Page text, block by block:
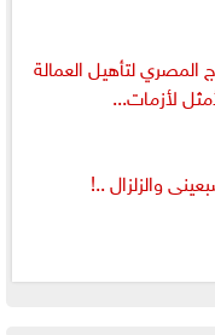
المصري لتأهيل العمالة
لأزمات...
والزلزال ..!